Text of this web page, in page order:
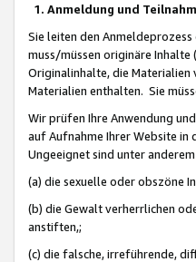
1. Anmeldung und
Sie leiten den
muss/müssen originäre
Originalinhalte, die Materialien
Materialien enthalten. Sie
Wir prüfen Ihre Anwendung
auf Aufnahme Ihrer Website
Ungeeignet sind unter
(a) die sexuelle oder obszöne
(b) die Gewalt verherrlichen
anstiften,;
(c) die falsche, irreführende,